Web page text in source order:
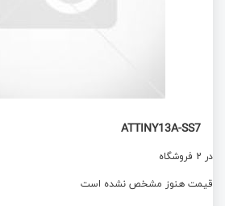
ATTINY13A-SS7
در 2 فروشگاه
قیمت هنوز مشخص نشده است